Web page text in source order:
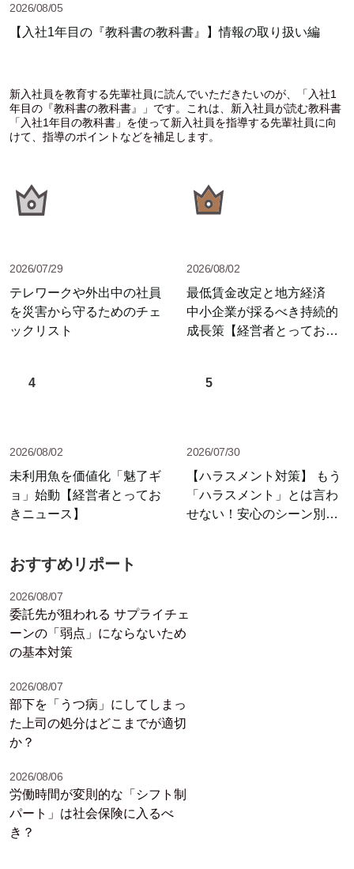
2026/08/05
【入社1年目の『教科書の教科書』】情報の取り扱い編
新入社員を教育する先輩社員に読んでいただきたいのが、「入社1
年目の『教科書の教科書』」です。これは、新入社員が読む教科書
「入社1年目の教科書」を使って新入社員を指導する先輩社員に向
けて、指導のポイントなどを補足します。
2026/07/29
テレワークや外出中の社員
を災害から守るためのチェ
ックリスト
2026/08/02
最低賃金改定と地方経済
中小企業が採るべき持続的
成長策【経営者とっておき
4
2026/08/02
未利用魚を価値化「魅了ギ
ョ」始動【経営者とってお
きニュース】
5
2026/07/30
【ハラスメント対策】 もう
「ハラスメント」とは言わ
せない！安心のシーン別セ
おすすめリポート
2026/08/07
委託先が狙われる サプライチェ
ーンの「弱点」にならないため
の基本対策
2026/08/07
部下を「うつ病」にしてしまっ
た上司の処分はどこまでが適切
か？
2026/08/06
労働時間が変則的な「シフト制
パート」は社会保険に入るべ
き？